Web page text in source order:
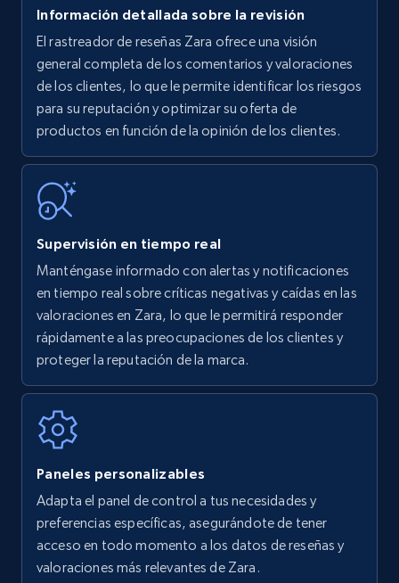
Amazon products - find products by using
upc numbers
Title, Seller name, Brand, Description, Initial
price, Currency, Availability, Reviews count, and
35.2K+
Amazon Reviews
URL, Product name, Product rating, Product
rating object, Product rating max, Rating,
Author name, Asin, and more.
URL, Final price, Sku, Currency, Gtin,
Specifications, Image urls, Top reviews, and
more.
Información detallada sobre la revisión
El rastreador de reseñas Zara ofrece una visión
general completa de los comentarios y valoraciones
de los clientes, lo que le permite identificar los riesgos
para su reputación y optimizar su oferta de
productos en función de la opinión de los clientes.
Supervisión en tiempo real
Manténgase informado con alertas y notificaciones
en tiempo real sobre críticas negativas y caídas en las
valoraciones en Zara, lo que le permitirá responder
rápidamente a las preocupaciones de los clientes y
proteger la reputación de la marca.
Paneles personalizables
Adapta el panel de control a tus necesidades y
preferencias específicas, asegurándote de tener
acceso en todo momento a los datos de reseñas y
valoraciones más relevantes de Zara.